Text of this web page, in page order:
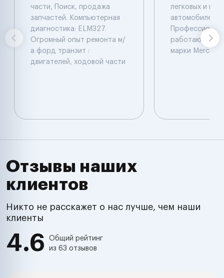
части, Поиск, продажа
запчастей. Компьютерная
диагностика: ELM327.
Огромный опыт ремонта м/
а форд транзит :
двигателей, ходовой части
легковых и
автомобилей.
работают с
марки
Отзывы наших
клиентов
Никто не расскажет о нас лучше, чем наши
клиенты
4.6
Общий рейтинг
из 63 отзывов